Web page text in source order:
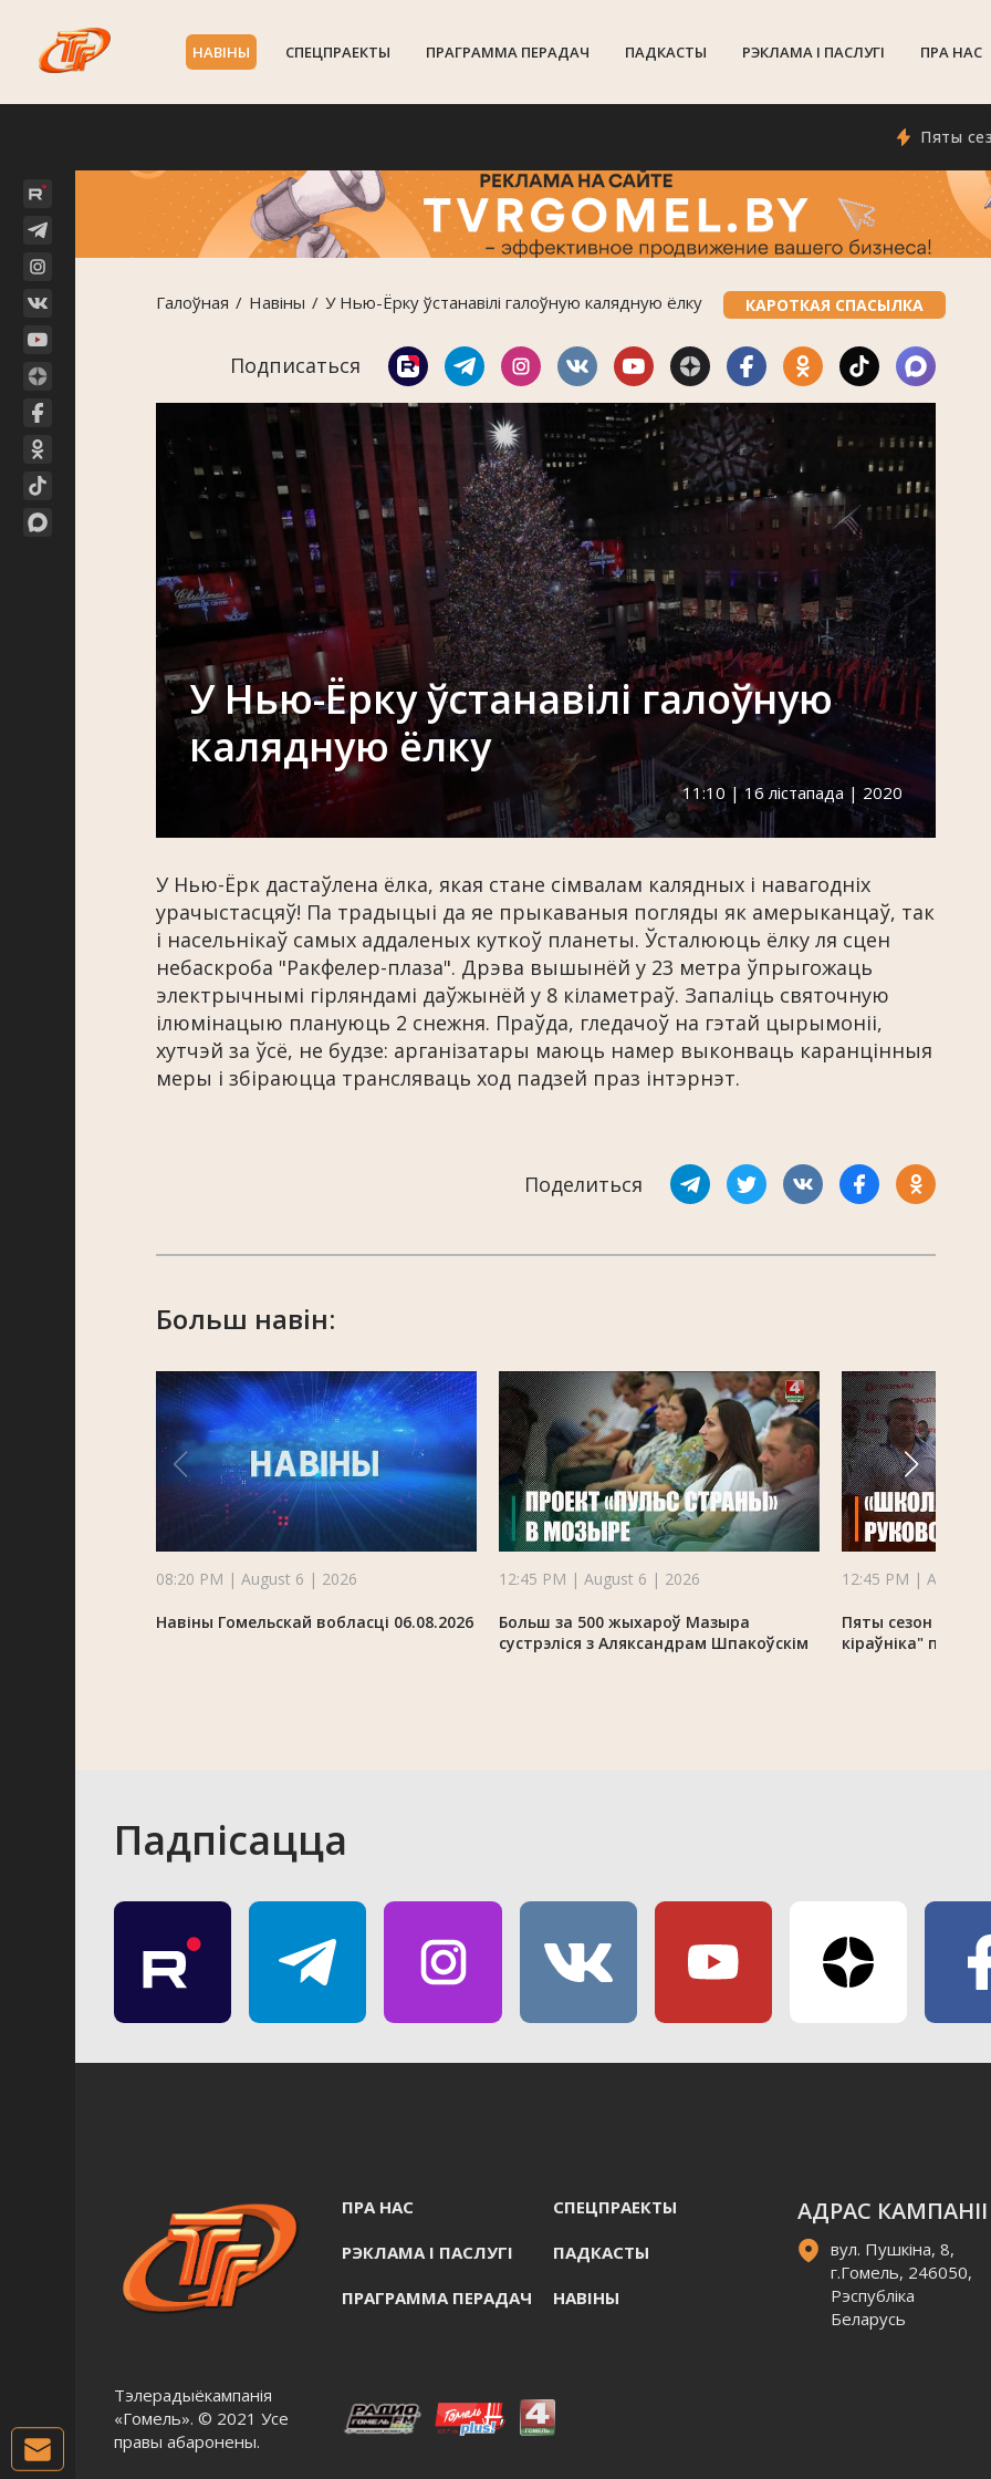
НАВIНЫ СПЕЦПРАЕКТЫ ПРАГРАММА ПЕРАДАЧ ПАДКАСТЫ РЭКЛАМА I ПАСЛУГI ПРА НАС
Пяты сезон
Галоўная Навiны У Нью-Ёрку ўстанавілі галоўную калядную ёлку КАРОТКАЯ СПАСЫЛКА
Подписаться
У Нью-Ёрку ўстанавілі галоўную
калядную ёлку
11:10 | 16 лістапада | 2020
У Нью-Ёрк дастаўлена ёлка, якая стане сімвалам калядных і навагодніх
урачыстасцяў! Па традыцыі да яе прыкаваныя погляды як амерыканцаў, так
і насельнікаў самых аддаленых куткоў планеты. Ўсталююць ёлку ля сцен
небаскроба "Ракфелер-плаза". Дрэва вышынёй у 23 метра ўпрыгожаць
электрычнымі гірляндамі даўжынёй у 8 кіламетраў. Запаліць святочную
ілюмінацыю плануюць 2 снежня. Праўда, гледачоў на гэтай цырымоніі,
хутчэй за ўсё, не будзе: арганізатары маюць намер выконваць каранцінныя
меры і збіраюцца трансляваць ход падзей праз інтэрнэт.
Поделиться
Больш навін:
08:20 PM | August 6 | 2026
Навіны Гомельскай вобласці 06.08.2026
12:45 PM | August 6 | 2026
Больш за 500 жыхароў Мазыра
сустрэліся з Аляксандрам Шпакоўскім
12:45 PM | August 6
Пяты сезон
кіраўніка"
Падпісацца
Тэлерадыёкампанія
«Гомель». © 2021 Усе
правы абаронены.
ПРА НАС СПЕЦПРАЕКТЫ
РЭКЛАМА I ПАСЛУГI ПАДКАСТЫ
ПРАГРАММА ПЕРАДАЧ НАВIНЫ
АДРАС КАМПАНІІ
вул. Пушкіна, 8,
г.Гомель, 246050,
Рэспубліка
Беларусь